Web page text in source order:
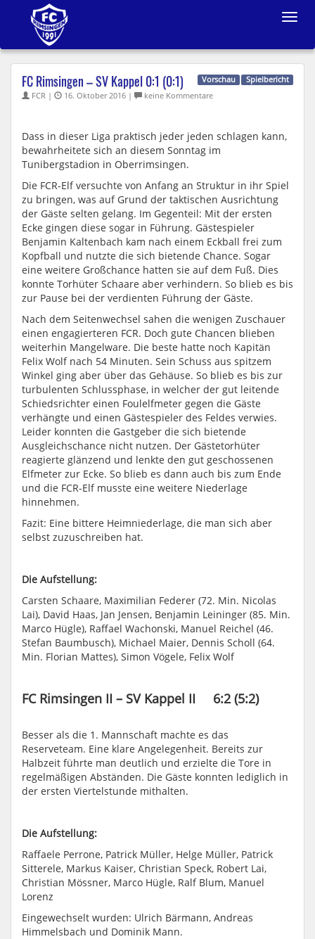
Toggle
FC Rimsingen – SV Kappel 0:1 (0:1) Spielbericht
Vorschau
FCR | 16. Oktober 2016 | keine Kommentare
Dass in dieser Liga praktisch jeder jeden schlagen kann,
bewahrheitete sich an diesem Sonntag im
Tunibergstadion in Oberrimsingen.
Die FCR-Elf versuchte von Anfang an Struktur in ihr Spiel
zu bringen, was auf Grund der taktischen Ausrichtung
der Gäste selten gelang. Im Gegenteil: Mit der ersten
Ecke gingen diese sogar in Führung. Gästespieler
Benjamin Kaltenbach kam nach einem Eckball frei zum
Kopfball und nutzte die sich bietende Chance. Sogar
eine weitere Großchance hatten sie auf dem Fuß. Dies
konnte Torhüter Schaare aber verhindern. So blieb es bis
zur Pause bei der verdienten Führung der Gäste.
Nach dem Seitenwechsel sahen die wenigen Zuschauer
einen engagierteren FCR. Doch gute Chancen blieben
weiterhin Mangelware. Die beste hatte noch Kapitän
Felix Wolf nach 54 Minuten. Sein Schuss aus spitzem
Winkel ging aber über das Gehäuse. So blieb es bis zur
turbulenten Schlussphase, in welcher der gut leitende
Schiedsrichter einen Foulelfmeter gegen die Gäste
verhängte und einen Gästespieler des Feldes verwies.
Leider konnten die Gastgeber die sich bietende
Ausgleichschance nicht nutzen. Der Gästetorhüter
reagierte glänzend und lenkte den gut geschossenen
Elfmeter zur Ecke. So blieb es dann auch bis zum Ende
und die FCR-Elf musste eine weitere Niederlage
hinnehmen.
Fazit: Eine bittere Heimniederlage, die man sich aber
selbst zuzuschreiben hat.
Die Aufstellung:
Carsten Schaare, Maximilian Federer (72. Min. Nicolas
Lai), David Haas, Jan Jensen, Benjamin Leininger (85. Min.
Marco Hügle), Raffael Wachonski, Manuel Reichel (46.
Stefan Baumbusch), Michael Maier, Dennis Scholl (64.
Min. Florian Mattes), Simon Vögele, Felix Wolf
FC Rimsingen II – SV Kappel II 6:2 (5:2)
Besser als die 1. Mannschaft machte es das
Reserveteam. Eine klare Angelegenheit. Bereits zur
Halbzeit führte man deutlich und erzielte die Tore in
regelmäßigen Abständen. Die Gäste konnten lediglich in
der ersten Viertelstunde mithalten.
Die Aufstellung:
Raffaele Perrone, Patrick Müller, Helge Müller, Patrick
Sitterele, Markus Kaiser, Christian Speck, Robert Lai,
Christian Mössner, Marco Hügle, Ralf Blum, Manuel
Lorenz
Eingewechselt wurden: Ulrich Bärmann, Andreas
Himmelsbach und Dominik Mann.